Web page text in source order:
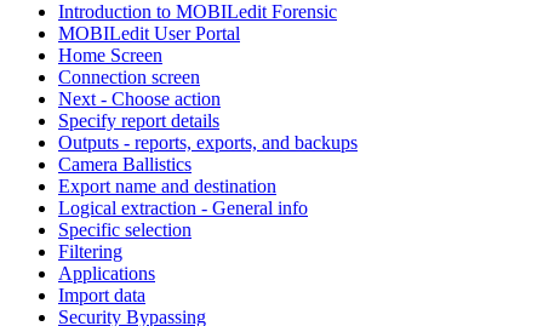
Introduction to MOBILedit Forensic
MOBILedit User Portal
Home Screen
Connection screen
Next - Choose action
Specify report details
Outputs - reports, exports, and backups
Camera Ballistics
Export name and destination
Logical extraction - General info
Specific selection
Filtering
Applications
Import data
Security Bypassing